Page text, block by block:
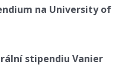
na University of
stipendiu Vanier